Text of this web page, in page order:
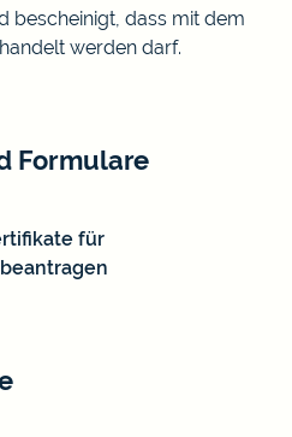
bescheinigt, dass mit dem
werden darf.
Formulare
für